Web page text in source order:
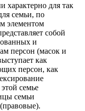
характерно для так
семьи, по
элементом
собой
и
персон (масок и
как
персон, как
семье
семьи